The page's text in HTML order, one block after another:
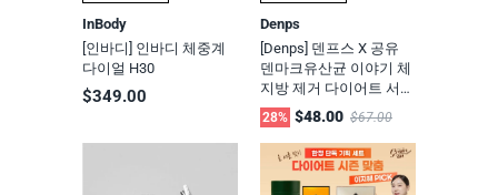
InBody
[인바디] 인바디 체중계
다이얼 H30
$349.00
Denps
[Denps] 덴프스 X 공유
덴마크유산균 이야기 체
지방 제거 다이어트 서포
트 1박스 (28캡슐-1개월
분)
28% $48.00 $67.00